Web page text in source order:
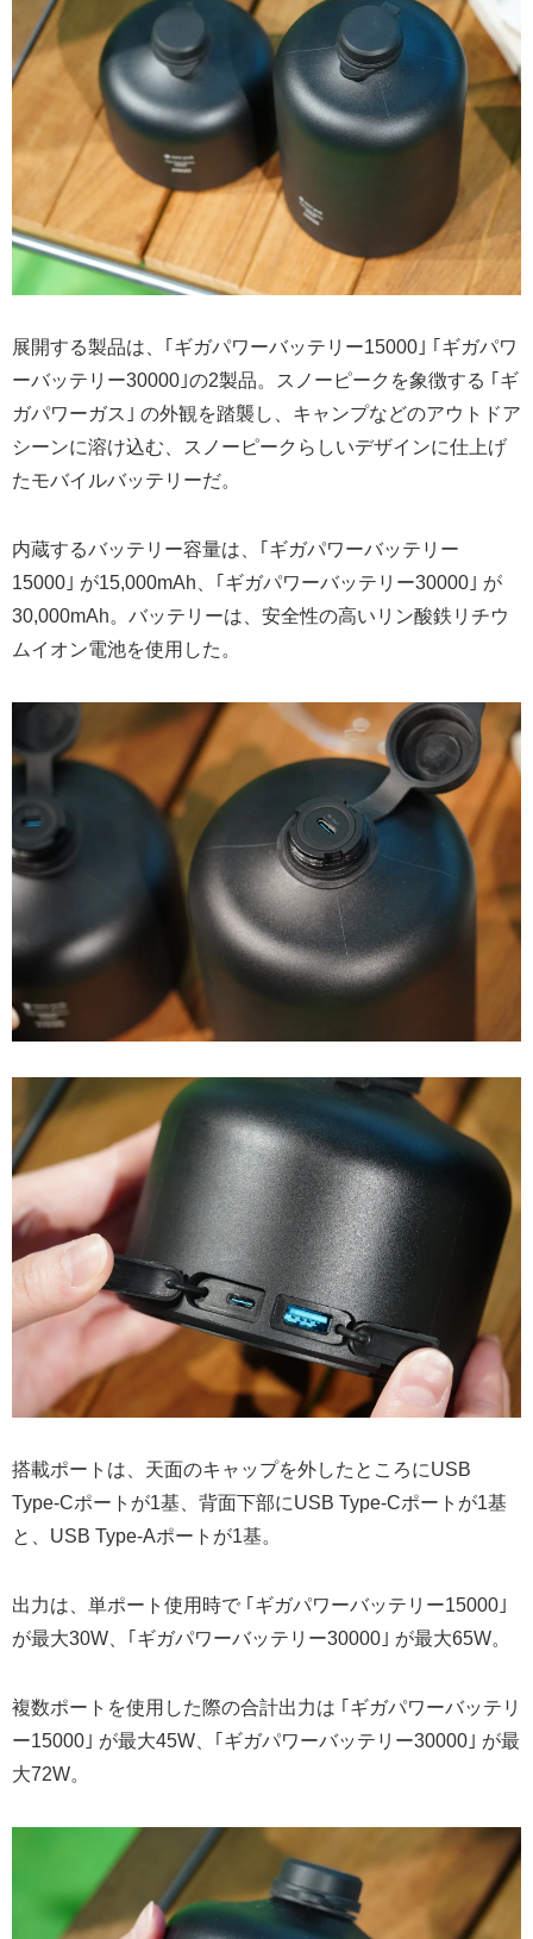
展開する製品は、｢ギガパワーバッテリー15000｣ ｢ギガパワ
ーバッテリー30000｣の2製品。スノーピークを象徴する ｢ギ
ガパワーガス｣ の外観を踏襲し、キャンプなどのアウトドア
シーンに溶け込む、スノーピークらしいデザインに仕上げ
たモバイルバッテリーだ。
内蔵するバッテリー容量は、｢ギガパワーバッテリー
15000｣ が15,000mAh、｢ギガパワーバッテリー30000｣ が
30,000mAh。バッテリーは、安全性の高いリン酸鉄リチウ
ムイオン電池を使用した。
搭載ポートは、天面のキャップを外したところにUSB
Type-Cポートが1基、背面下部にUSB Type-Cポートが1基
と、USB Type-Aポートが1基。
出力は、単ポート使用時で ｢ギガパワーバッテリー15000｣
が最大30W、｢ギガパワーバッテリー30000｣ が最大65W。
複数ポートを使用した際の合計出力は ｢ギガパワーバッテリ
ー15000｣ が最大45W、｢ギガパワーバッテリー30000｣ が最
大72W。